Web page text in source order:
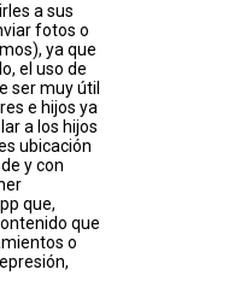
a sus
fotos o
ya que
el uso de
ser muy útil
e hijos ya
a los hijos
ubicación
y con
que,
que
o